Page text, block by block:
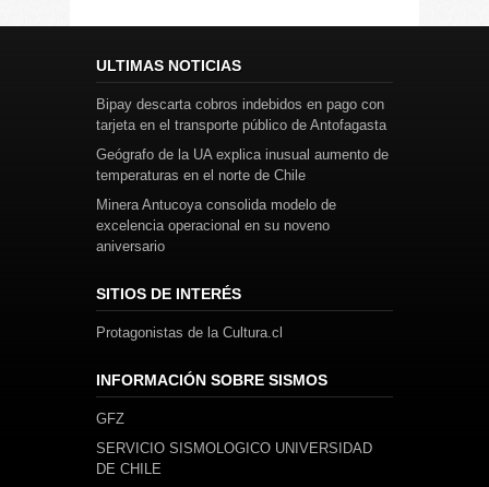
ULTIMAS NOTICIAS
Bipay descarta cobros indebidos en pago con
tarjeta en el transporte público de Antofagasta
Geógrafo de la UA explica inusual aumento de
temperaturas en el norte de Chile
Minera Antucoya consolida modelo de
excelencia operacional en su noveno
aniversario
SITIOS DE INTERÉS
Protagonistas de la Cultura.cl
INFORMACIÓN SOBRE SISMOS
GFZ
SERVICIO SISMOLOGICO UNIVERSIDAD
DE CHILE